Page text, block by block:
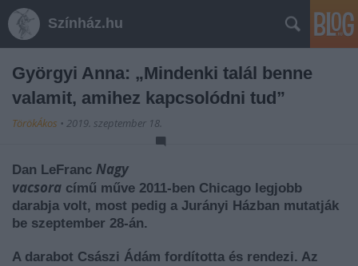
Színház.hu
Györgyi Anna: „Mindenki talál benne
valamit, amihez kapcsolódni tud”
TörökÁkos • 2019. szeptember 18.
Dan LeFranc Nagy
vacsora című műve 2011-ben Chicago legjobb
darabja volt, most pedig a Jurányi Házban mutatják
be szeptember 28-án.
A darabot Császi Ádám fordította és rendezi. Az